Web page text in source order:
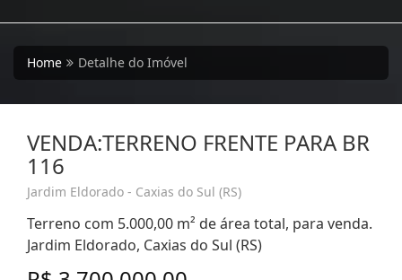
Home Detalhe do Imóvel
VENDA:TERRENO FRENTE PARA BR
116
Jardim Eldorado - Caxias do Sul (RS)
Terreno com 5.000,00 m² de área total, para venda.
Jardim Eldorado, Caxias do Sul (RS)